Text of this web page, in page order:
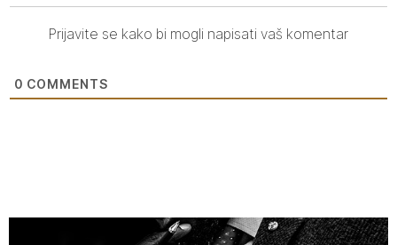
Prijavite se kako bi mogli napisati vaš komentar
0 COMMENTS